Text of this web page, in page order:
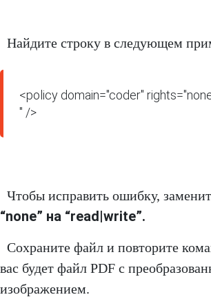
Найдите строку в следующем
<policy domain="coder"
" />
Чтобы исправить ошибку,
“none” на “read|write”.
Сохраните файл и повторите
вас будет файл PDF с
изображением.